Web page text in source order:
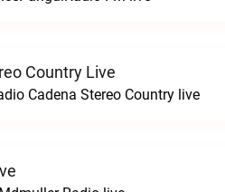
Country Live
Cadena Stereo Country live